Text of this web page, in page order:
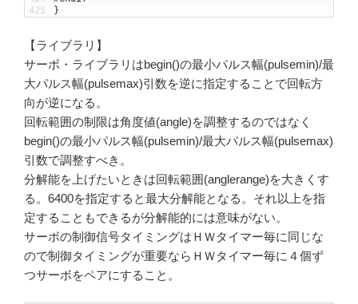
425
}
【ライブラリ】
サーボ・ライブラリはbegin()の最小パルス幅(pulsemin)/最
大パルス幅(pulsemax)引数を逆に指定することで回転方
向が逆になる。
回転範囲の制限は角度値(angle)を調整するのではなく
begin()の最小パルス幅(pulsemin)/最大パルス幅(pulsemax)
引数で調整すべき。
分解能を上げたいときは回転範囲(anglerange)を大きくす
る。6400を指定すると最大分解能となる。それ以上を指
定することもできるが分解能的には意味がない。
サーボの制御信号タイミングはＨＷタイマー毎に同じな
ので制御タイミングが重要ならＨＷタイマー毎に４個ず
つサーボをペアにすること。